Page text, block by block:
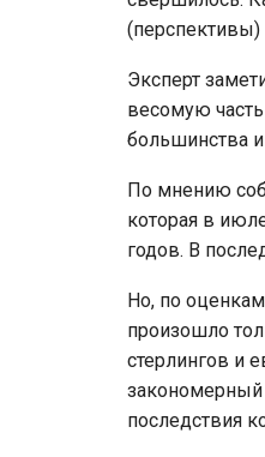
(перспективы)
Эксперт
весомую
большинства
По мнению
которая в
годов. В
Но, по
произошло
стерлингов и
закономерный
последствия